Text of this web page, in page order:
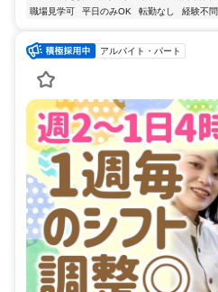
職場見学可
平日のみOK 転勤なし 経験不問
アルバイト・パート